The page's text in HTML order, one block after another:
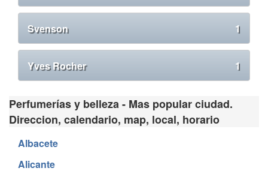
Svenson 1
Yves Rocher 1
Perfumerías y belleza - Mas popular ciudad.
Direccion, calendario, map, local, horario
Albacete
Alicante